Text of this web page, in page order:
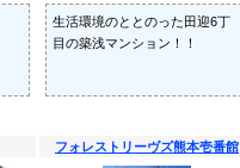
生活環境のととのった田迎6丁
目の築浅マンション！！
フォレストリーヴズ熊本壱番館